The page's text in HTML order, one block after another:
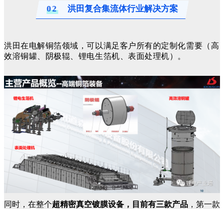
02 洪田复合集流体行业解决方案
洪田在电解铜箔领域，可以满足客户所有的定制化需要（高
效溶铜罐、阴极辊、锂电生箔机、表面处理机）。
同时，在整个超精密真空镀膜设备，目前有三款产品 ，第一款